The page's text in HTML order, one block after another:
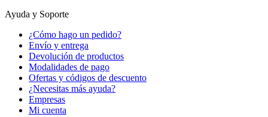
Ayuda y Soporte
¿Cómo hago un pedido?
Envío y entrega
Devolución de productos
Modalidades de pago
Ofertas y códigos de descuento
¿Necesitas más ayuda?
Empresas
Mi cuenta